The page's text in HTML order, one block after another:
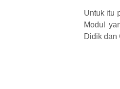
Untuk itu
Modul
Didik dan